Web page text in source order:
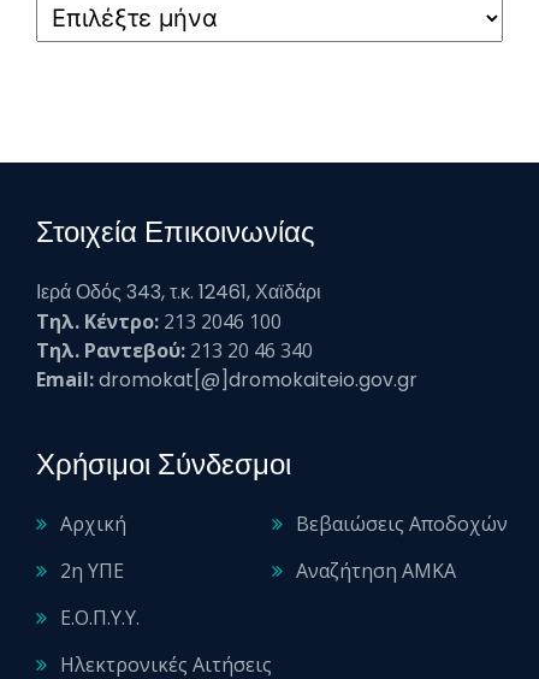
Στοιχεία Επικοινωνίας
Ιερά Οδός 343, τ.κ. 12461, Χαϊδάρι
Τηλ. Κέντρο: 213 2046 100
Τηλ. Ραντεβού: 213 20 46 340
Email:dromokat[@]dromokaiteio.gov.gr
Χρήσιμοι Σύνδεσμοι
Αρχική
2η ΥΠΕ
Ε.Ο.Π.Υ.Υ.
Ηλεκτρονικές Αιτήσεις
Βεβαιώσεις Αποδοχών
Αναζήτηση ΑΜΚΑ